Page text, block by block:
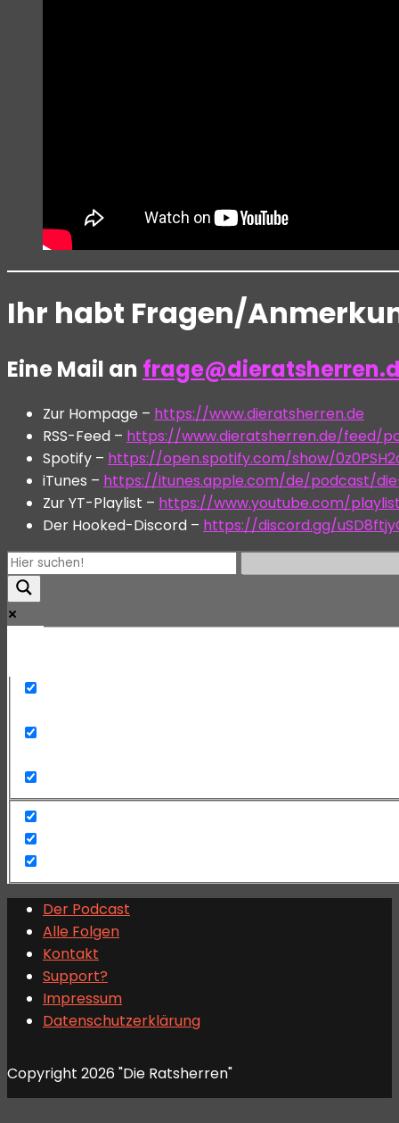
Ihr habt Fragen/
Eine Mail an
Zur Hompage – https://www.dieratsherren.de
RSS-Feed – https://www.dieratsherren.de/feed/
Spotify – https://open.spotify.com/show/
iTunes – https://itunes.apple.com/de/podcast/
Zur YT-Playlist – https://www.youtube.com/
Der Hooked-Discord – https://discord.gg/
Der Podcast
Alle Folgen
Kontakt
Support?
Impressum
Datenschutzerklärung
Copyright 2026 "Die Ratsherren"